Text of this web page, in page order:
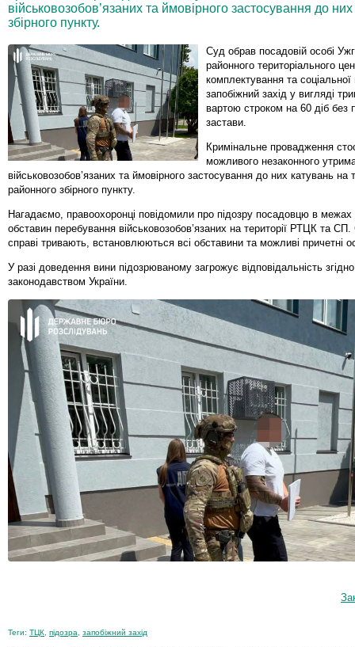
військовозобов’язаних та ймовірного застосування до
збірного пункту.
Суд обрав посадовій особі
районного територіального
комплектування та соціальної
запобіжний захід у вигляді
вартою строком на 60 діб без
застави.
Кримінальне провадження
можливого незаконного
військовозобов’язаних та ймовірного застосування до них катувань на
районного збірного пункту.
Нагадаємо, правоохоронці повідомили про підозру посадовцю в межах
обставин перебування військовозобов’язаних на території РТЦК та СП.
справі тривають, встановлюються всі обставини та можливі причетні
У разі доведення вини підозрюваному загрожує відповідальність
законодавством України.
Теги: ТЦК підозра запобіжний захід